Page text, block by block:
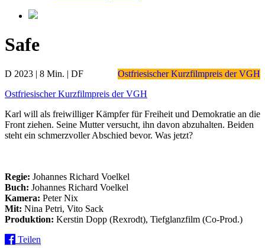
Safe
D 2023 | 8 Min. | DF
Ostfriesischer Kurzfilmpreis der VGH
Ostfriesischer Kurzfilmpreis der VGH
Karl will als freiwilliger Kämpfer für Freiheit und Demokratie an die
Front ziehen. Seine Mutter versucht, ihn davon abzuhalten. Beiden
steht ein schmerzvoller Abschied bevor. Was jetzt?
Regie: Johannes Richard Voelkel
Buch: Johannes Richard Voelkel
Kamera: Peter Nix
Mit: Nina Petri, Vito Sack
Produktion: Kerstin Dopp (Rexrodt), Tiefglanzfilm (Co-Prod.)
Teilen